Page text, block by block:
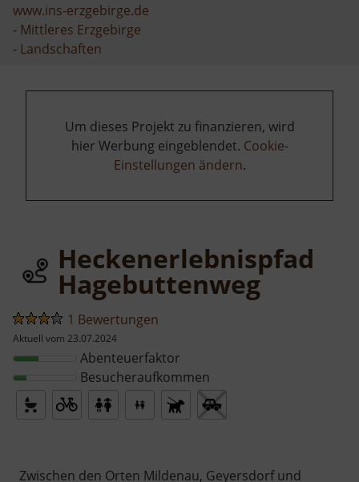
www.ins-erzgebirge.de
- Mittleres Erzgebirge
- Landschaften
Um dieses Projekt zu finanzieren, wird
hier Werbung eingeblendet. Cookie-
Einstellungen ändern.
Heckenerlebnispfad
Hagebuttenweg
1 Bewertungen
Aktuell vom 23.07.2024
Abenteuerfaktor
Besucheraufkommen
Zwischen den Orten Mildenau, Geyersdorf und